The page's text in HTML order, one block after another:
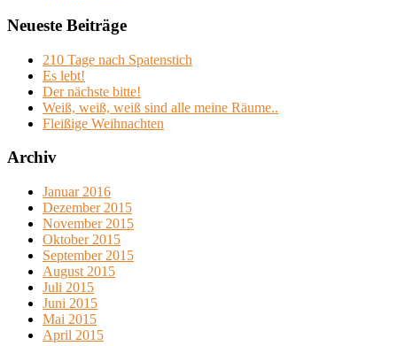
Neueste Beiträge
210 Tage nach Spatenstich
Es lebt!
Der nächste bitte!
Weiß, weiß, weiß sind alle meine Räume..
Fleißige Weihnachten
Archiv
Januar 2016
Dezember 2015
November 2015
Oktober 2015
September 2015
August 2015
Juli 2015
Juni 2015
Mai 2015
April 2015